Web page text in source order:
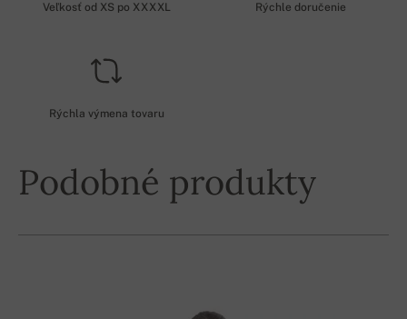
Veľkosť od XS po XXXXL Rýchle doručenie
Rýchla výmena tovaru
Podobné produkty